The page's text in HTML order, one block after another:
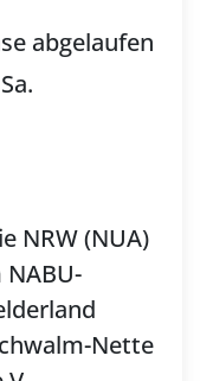
abgelaufen
Sa.
NRW (NUA)
Nette